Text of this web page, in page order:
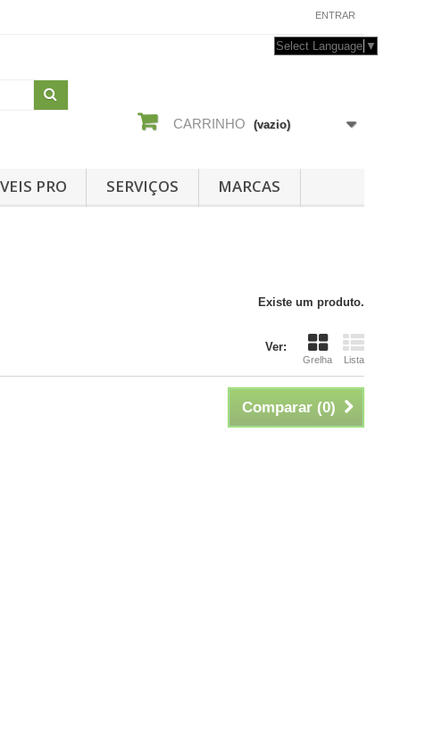
ENTRAR
Select Language ▼
CARRINHO (vazio)
PRO SERVIÇOS MARCAS
Existe um produto.
Ver:
Grelha Lista
Comparar (0)